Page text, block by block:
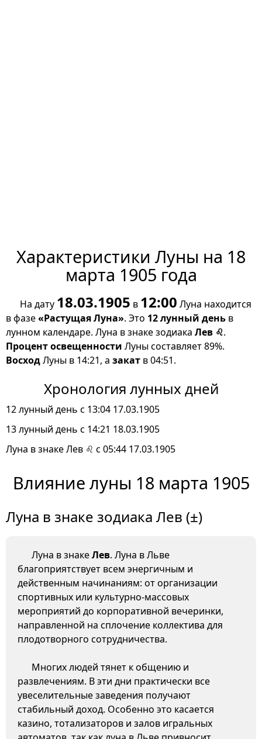
Характеристики Луны на 18
марта 1905 года
На дату 18.03.1905 в 12:00 Луна находится
в фазе«Растущая Луна». Это 12 лунный день в
лунном календаре. Луна в знаке зодиака Лев ♌.
Процент освещенности Луны составляет 89%.
ВосходЛуны в 14:21, а закат в 04:51.
Хронология лунных дней
12 лунный день с 13:04 17.03.1905
13 лунный день с 14:21 18.03.1905
Луна в знаке Лев ♌ с 05:44 17.03.1905
Влияние луны 18 марта 1905
Луна в знаке зодиака Лев (±)
Луна в знакеЛев. Луна в Льве
благоприятствует всем энергичным и
действенным начинаниям: от организации
спортивных или культурно-массовых
мероприятий до корпоративной вечеринки,
направленной на сплочение коллектива для
плодотворного сотрудничества.
Многих людей тянет к общению и
развлечениям. В эти дни практически все
увеселительные заведения получают
стабильный доход. Особенно это касается
казино, тотализаторов и залов игральных